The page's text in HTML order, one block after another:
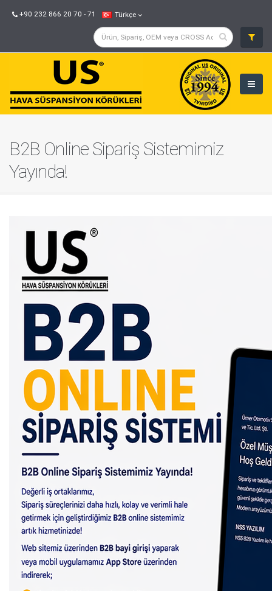
+90 232 866 20 70 - 71 Türkçe
B2B Online Sipariş Sistemimiz
Yayında!